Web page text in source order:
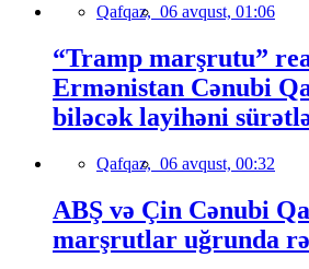
Qafqaz, 06 avqust, 01:06
“Tramp marşrutu”
Ermənistan Cənubi
biləcək layihəni
Qafqaz, 06 avqust, 00:32
ABŞ və Çin Cənubi
marşrutlar uğrunda